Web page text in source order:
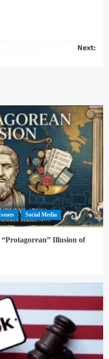
এস জয়শঙ্কর যা জানালেন
Next:
Social Media
Illusion of